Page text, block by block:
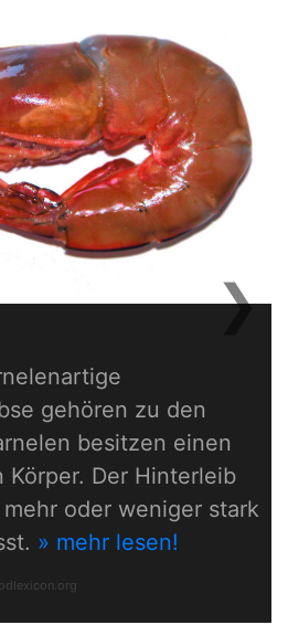
gehören zu den
besitzen einen
Körper. Der Hinterleib
oder weniger stark
» mehr lesen!
❯